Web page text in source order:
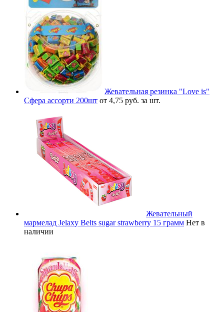
Жевательная резинка "Love is"
Сфера ассорти 200шт от 4,75 руб. за шт.
Жевательный
мармелад Jelaxy Belts sugar strawberry 15 грамм Нет в
наличии